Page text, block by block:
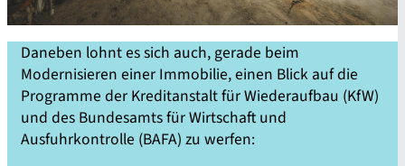
Daneben lohnt es sich auch, gerade beim
Modernisieren einer Immobilie, einen Blick auf die
Programme der Kreditanstalt für Wiederaufbau (KfW)
und des Bundesamts für Wirtschaft und
Ausfuhrkontrolle (BAFA) zu werfen: